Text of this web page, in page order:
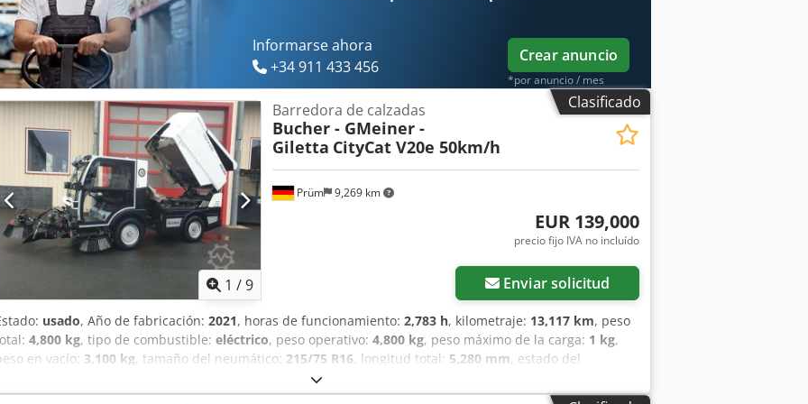
Informarse ahora
+34 911 433 456
Crear anuncio
*por anuncio / mes
Clasificado
1 /9
Prüm 9,269 km
Barredora de calzadas
Bucher - GMeiner -
Giletta CityCat V20e 50km/h
EUR 139,000
precio fijo IVA no incluído
Enviar solicitud
usado, Año de fabricación: 2021, horas de funcionamiento: 2,783 h, kilometraje: 13,117 km, peso
4,800 kg, tipo de combustible: eléctrico, peso operativo: 4,800 kg, peso máximo de la carga: 1 kg,
en vacío: 3,100 kg, tamaño del neumático: 215/75 R16, longitud total: 5,280 mm, estado del
215/75 R16 | 85%
75 R16 | 85%, velocidad máxima:50 km/h, Neumáticos (delanteros): 215/75 R16, Neumáticos